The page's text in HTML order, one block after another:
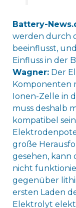
Battery-
werden durch
beeinflusst,
Einfluss in der
Wagner:Der
Komponenten
Ionen-Zelle in
muss deshalb
kompatibel
große
gesehen, kann
nicht
gegenüber
ersten Laden
Elektrolyt